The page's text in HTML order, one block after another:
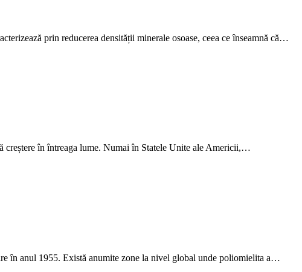
prin reducerea densității minerale osoase, ceea ce înseamnă că…
creștere în întreaga lume. Numai în Statele Unite ale Americii,…
în anul 1955. Există anumite zone la nivel global unde poliomielita a…